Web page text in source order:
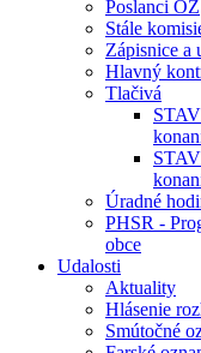
Poslanci OZ
Stále
Zápisnice a
Hlavný
Tlačivá
Úradné
PHSR -
obce
Udalosti
Aktuality
Hlásenie
Smútočné